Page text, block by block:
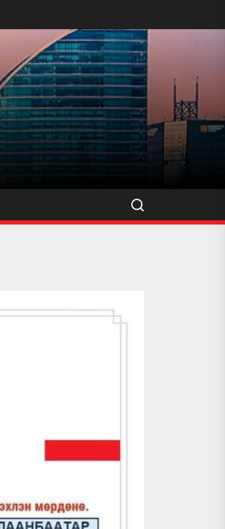
үзэмжийг сайжруулахыг уриалжээ